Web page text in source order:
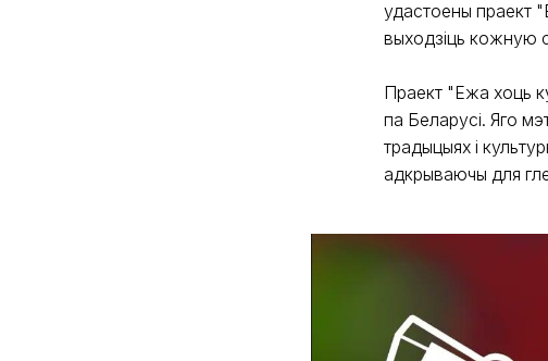
удастоены праект
выходзіць кожную
Праект "Ежа хоць
па Беларусі. Яго
традыцыях і
адкрываючы для